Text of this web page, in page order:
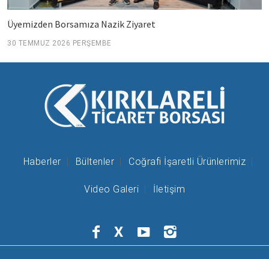
Üyemizden Borsamıza Nazik Ziyaret
30 TEMMUZ 2026 PERŞEMBE
Haberler Bültenler Coğrafi İşaretli Ürünlerimiz
Video Galeri İletişim
X